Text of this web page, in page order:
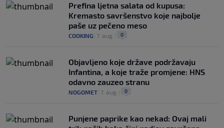
Prefina ljetna salata od kupusa:
Kremasto savršenstvo koje najbolje
paše uz pečeno meso
COOKING 7. aug. 0
Objavljeno koje države podržavaju
Infantina, a koje traže promjene: HNS
odavno zauzeo stranu
NOGOMET 7. aug. 0
Punjene paprike kao nekad: Ovaj mali